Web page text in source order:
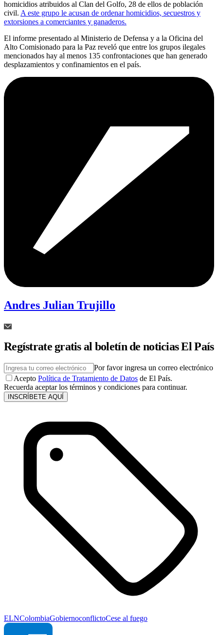
homicidios atribuidos al Clan del Golfo, 28 de ellos de población
civil. A este grupo le acusan de ordenar homicidios, secuestros y
extorsiones a comerciantes y ganaderos.
El informe presentado al Ministerio de Defensa y a la Oficina del
Alto Comisionado para la Paz reveló que entre los grupos ilegales
mencionados hay al menos 135 confrontaciones que han generado
desplazamientos y confinamientos en el país.
Andres Julian Trujillo
Regístrate gratis al boletín de noticias El País
Por favor ingresa un correo electrónico
Acepto Política de Tratamiento de Datos de El País.
Recuerda aceptar los términos y condiciones para continuar.
INSCRÍBETE AQUÍ
ELNColombiaGobiernoconflictoCese al fuego